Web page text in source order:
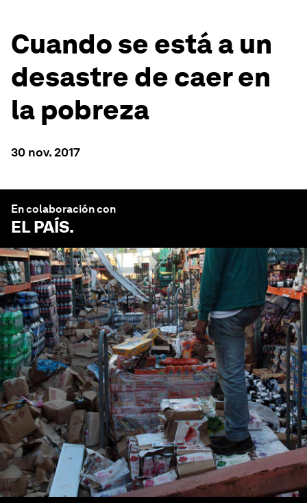
Cuando se está a un
desastre de caer en
la pobreza
30 nov. 2017
En colaboración con
EL PAÍS.